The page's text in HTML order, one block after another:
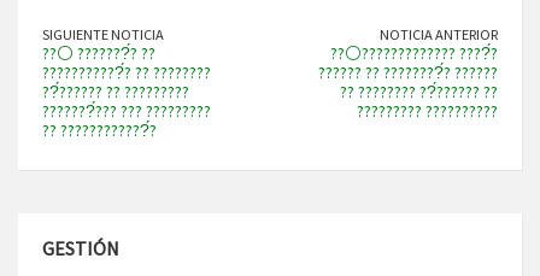
SIGUIENTE NOTICIA
??⚪ ???????́? ??
???????????́? ?? ????????
??́?????? ?? ?????????
???????́??? ??? ?????????
?? ????????????́?
NOTICIA ANTERIOR
??⚪????????????? ????́?
?????? ?? ????????́? ??????
?? ???????? ??́?????? ??
????????? ??????????
GESTIÓN